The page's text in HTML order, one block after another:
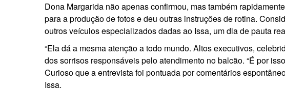
Dona Margarida não apenas confirmou, mas também
para a produção de fotos e deu outras instruções de rotina.
outros veículos especializados dadas ao Issa, um dia de pauta
“Ela dá a mesma atenção a todo mundo. Altos executivos,
dos sorrisos responsáveis pelo atendimento no balcão. “É por
Curioso que a entrevista foi pontuada por comentários
Issa.